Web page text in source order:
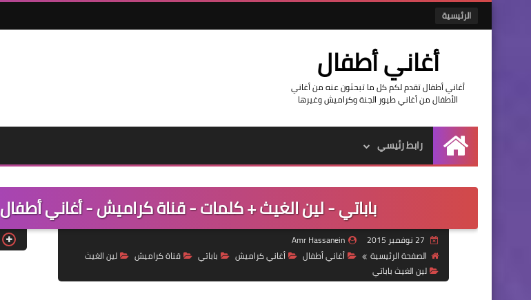
الرئيسية
أغاني أطفال
أغاني أطفال تقدم لكم كل ما تبحثون عنه من أغاني
الأطفال من أغاني طيور الجنة وكراميش وغيرها
الرئيسية
رابط رئيسي
باباتي - لين الغيث + كلمات - قناة كراميش - أغاني أطفال
Amr Hassanein
الصفحة الرئيسية
أغاني أطفال أغاني كراميش باباتي قناة كراميش
لين الغيث
لين الغيث باباتي